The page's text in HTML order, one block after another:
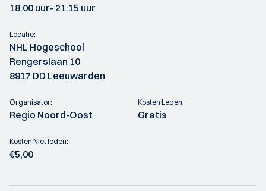
18:00 uur- 21:15 uur
Locatie:
NHL Hogeschool
Rengerslaan 10
8917 DD Leeuwarden
Organisator:
Regio Noord-Oost
Kosten Leden:
Gratis
Kosten Niet leden:
€5,00